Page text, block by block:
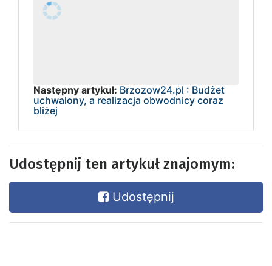
Następny artykuł: Brzozow24.pl : Budżet
uchwalony, a realizacja obwodnicy coraz
bliżej
Udostępnij ten artykuł znajomym:
Udostępnij